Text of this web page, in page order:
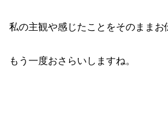
私の主観や感じたことをそのままお
もう一度おさらいしますね。